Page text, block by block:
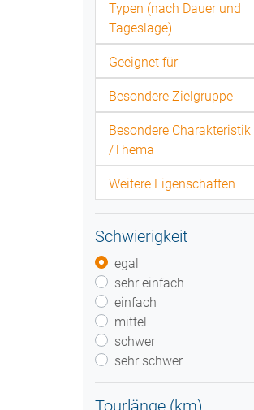
Typen (nach Dauer und
Tageslage)
Geeignet für
Besondere Zielgruppe
Besondere Charakteristik
/Thema
Weitere Eigenschaften
Schwierigkeit
egal
sehr einfach
einfach
mittel
schwer
sehr schwer
Tourlänge (km)